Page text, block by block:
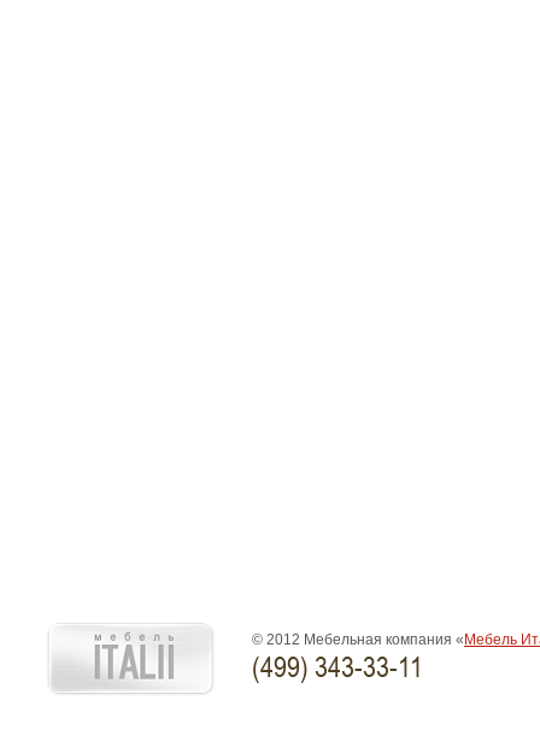
© 2012 Мебельная компания « Мебель
(499) 343-33-11